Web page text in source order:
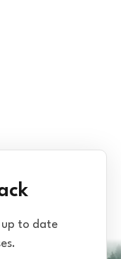
up to date